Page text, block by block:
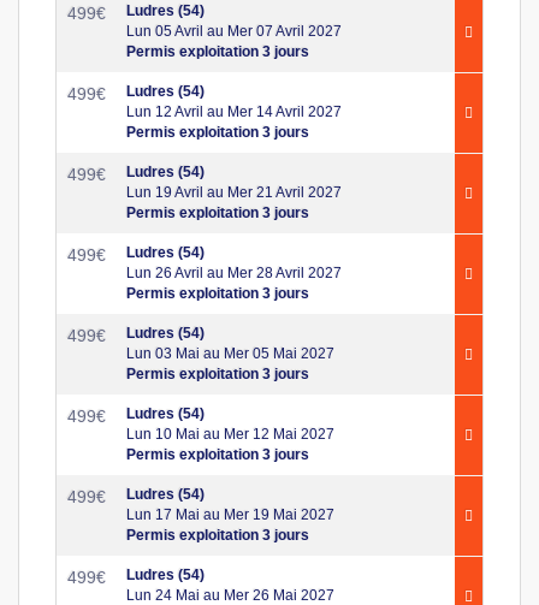
499€
Ludres (54)
Lun 05 Avril au Mer 07 Avril 2027
Permis exploitation 3 jours
499€
Ludres (54)
Lun 12 Avril au Mer 14 Avril 2027
Permis exploitation 3 jours
499€
Ludres (54)
Lun 19 Avril au Mer 21 Avril 2027
Permis exploitation 3 jours
499€
Ludres (54)
Lun 26 Avril au Mer 28 Avril 2027
Permis exploitation 3 jours
499€
Ludres (54)
Lun 03 Mai au Mer 05 Mai 2027
Permis exploitation 3 jours
499€
Ludres (54)
Lun 10 Mai au Mer 12 Mai 2027
Permis exploitation 3 jours
499€
Ludres (54)
Lun 17 Mai au Mer 19 Mai 2027
Permis exploitation 3 jours
499€
Ludres (54)
Lun 24 Mai au Mer 26 Mai 2027